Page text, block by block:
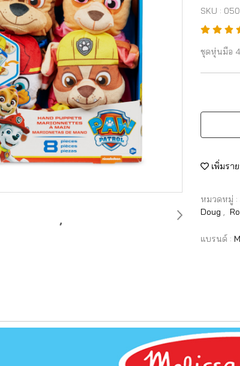
SKU :
ชุดหุ่นมือ
เพิ่มรา
หมวดหมู่ :
Doug
แบรนด์ :